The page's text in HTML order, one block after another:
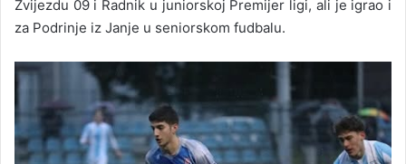
Zvijezdu 09 i Radnik u juniorskoj Premijer ligi, ali je igrao i
za Podrinje iz Janje u seniorskom fudbalu.